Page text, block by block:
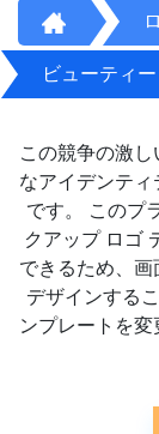
ビューティ
この競争の激
なアイデンテ
です。 このプ
クアップ ロゴ
できるため、
デザインする
ンプレートを